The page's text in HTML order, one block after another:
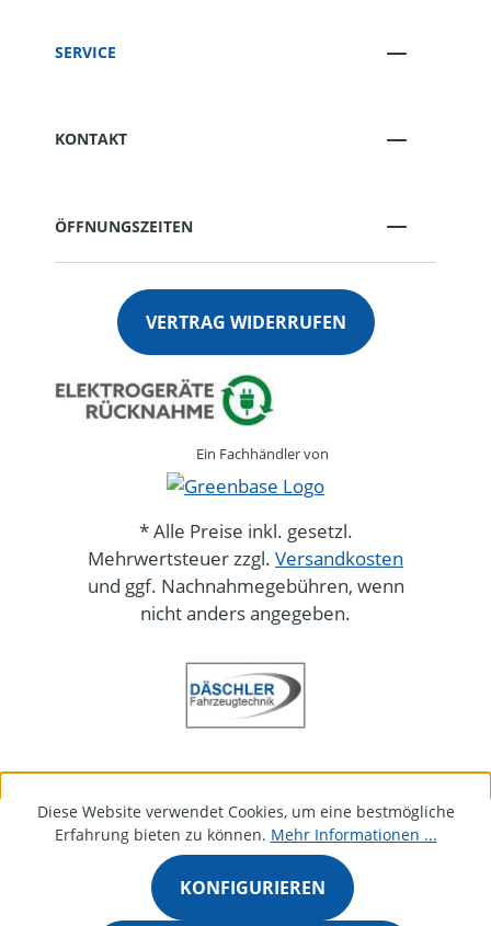
SERVICE
KONTAKT
ÖFFNUNGSZEITEN
VERTRAG WIDERRUFEN
Ein Fachhändler von
* Alle Preise inkl. gesetzl.
Mehrwertsteuer zzgl. Versandkosten
und ggf. Nachnahmegebühren, wenn
nicht anders angegeben.
Diese Website verwendet Cookies, um eine bestmögliche
Erfahrung bieten zu können. Mehr Informationen ...
KONFIGURIEREN